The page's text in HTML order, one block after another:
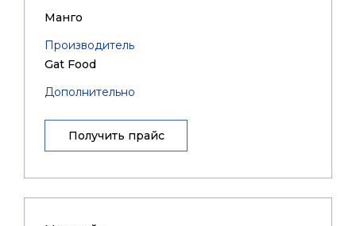
Манго
Производитель
Gat Food
Дополнительно
Получить прайс